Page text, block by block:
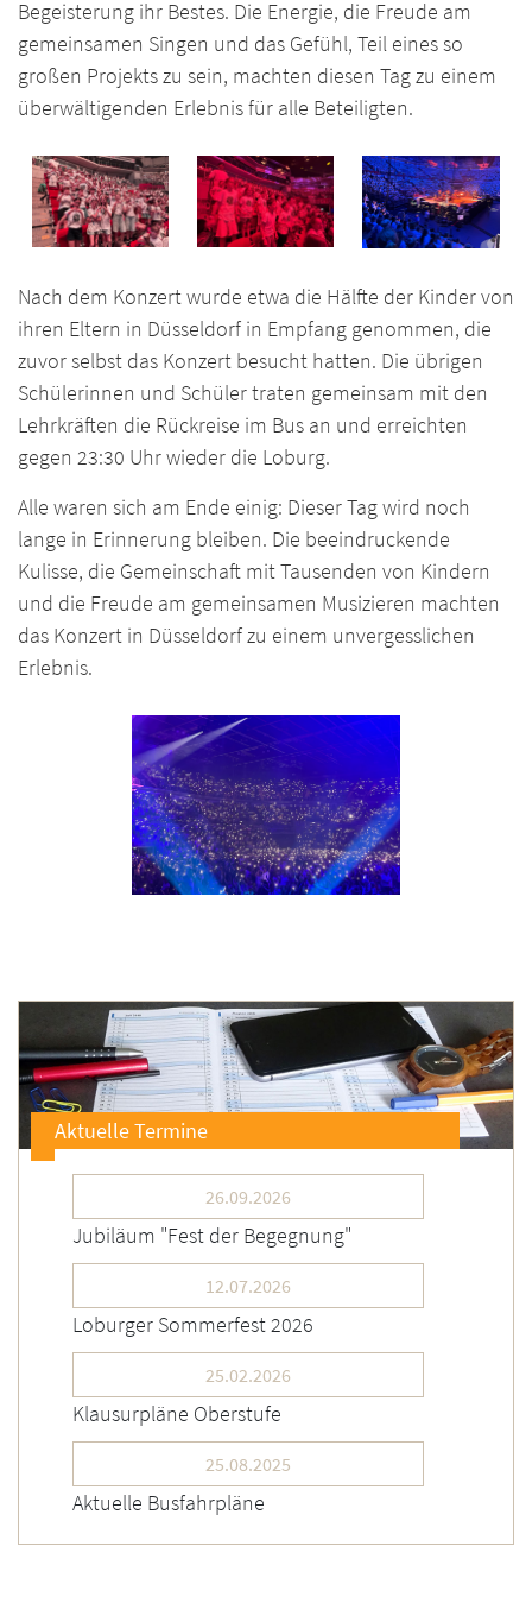
Begeisterung ihr Bestes. Die Energie, die Freude am
gemeinsamen Singen und das Gefühl, Teil eines so
großen Projekts zu sein, machten diesen Tag zu einem
überwältigenden Erlebnis für alle Beteiligten.
Nach dem Konzert wurde etwa die Hälfte der Kinder von
ihren Eltern in Düsseldorf in Empfang genommen, die
zuvor selbst das Konzert besucht hatten. Die übrigen
Schülerinnen und Schüler traten gemeinsam mit den
Lehrkräften die Rückreise im Bus an und erreichten
gegen 23:30 Uhr wieder die Loburg.
Alle waren sich am Ende einig: Dieser Tag wird noch
lange in Erinnerung bleiben. Die beeindruckende
Kulisse, die Gemeinschaft mit Tausenden von Kindern
und die Freude am gemeinsamen Musizieren machten
das Konzert in Düsseldorf zu einem unvergesslichen
Erlebnis.
Aktuelle Termine
26.09.2026
Jubiläum "Fest der Begegnung"
12.07.2026
Loburger Sommerfest 2026
25.02.2026
Klausurpläne Oberstufe
25.08.2025
Aktuelle Busfahrpläne